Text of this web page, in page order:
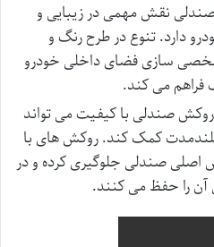
نقش مهمی در زیبایی و
دارد. تنوع در طرح رنگ و
سازی فضای داخلی خودرو
فراهم می کند.
صندلی با کیفیت می تواند
کمک کند. روکش های با
اصلی صندلی جلوگیری کرده و در
را حفظ می کنند.